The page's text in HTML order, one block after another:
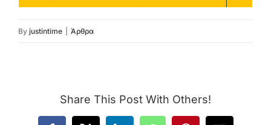
By justintime Άρθρα
Share This Post With Others!